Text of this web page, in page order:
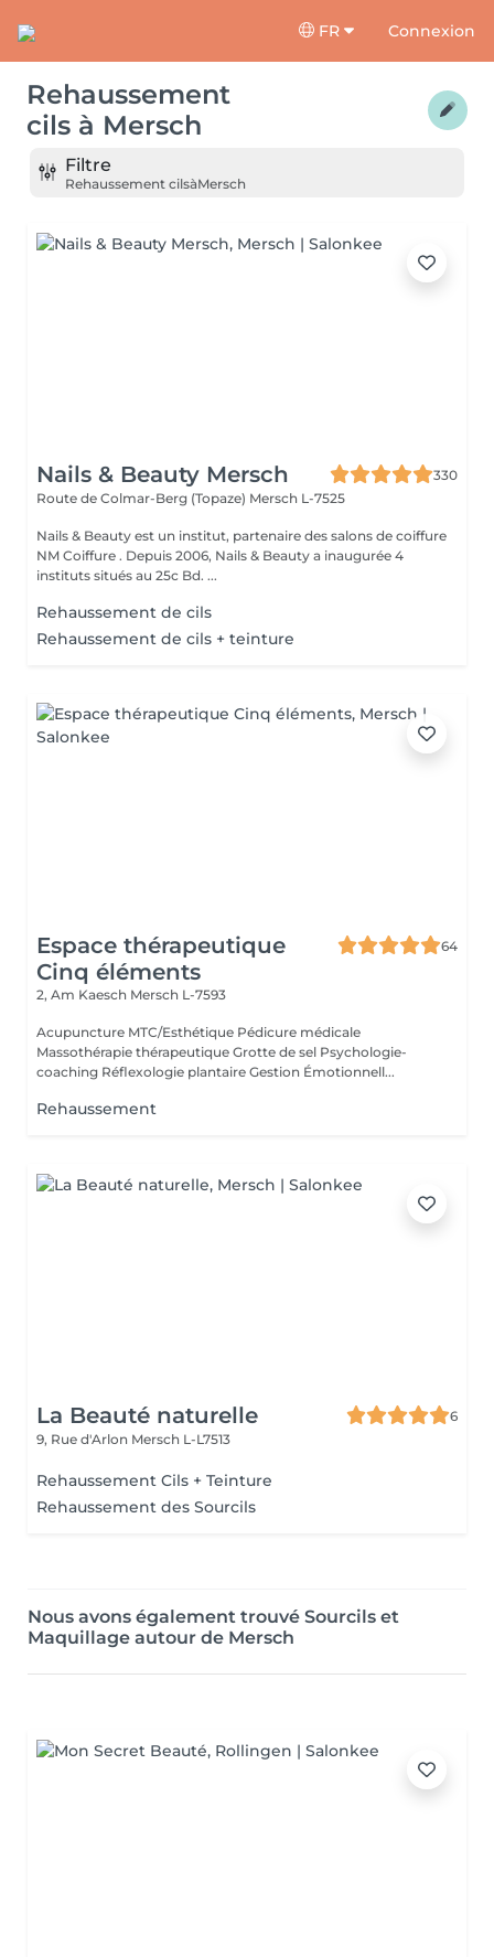
FR Connexion
Rehaussement
cils à Mersch
Filtre
Rehaussement cilsàMersch
Nails & Beauty Mersch
330
Route de Colmar-Berg (Topaze) Mersch L-7525
Nails & Beauty est un institut, partenaire des salons de coiffure
NM Coiffure . Depuis 2006, Nails & Beauty a inaugurée 4
instituts situés au 25c Bd. ...
Rehaussement de cils
Rehaussement de cils + teinture
Espace thérapeutique
Cinq éléments
64
2, Am Kaesch Mersch L-7593
Acupuncture MTC/Esthétique Pédicure médicale
Massothérapie thérapeutique Grotte de sel Psychologie-
coaching Réflexologie plantaire Gestion Émotionnell...
Rehaussement
La Beauté naturelle
6
9, Rue d'Arlon Mersch L-L7513
Rehaussement Cils + Teinture
Rehaussement des Sourcils
Nous avons également trouvé Sourcils et
Maquillage autour de Mersch